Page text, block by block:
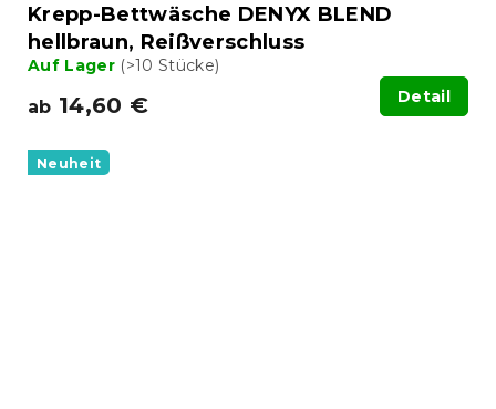
Krepp-Bettwäsche DENYX BLEND
hellbraun, Reißverschluss
Auf Lager (>10 Stücke)
ab 14,60 € Detail
Neuheit